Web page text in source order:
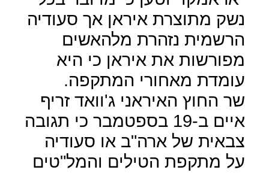
נשק מתוצרת איראן אך סעודיה
הרשמית נזהרת מלהאשים
מפורשות את איראן כי היא
עומדת מאחורי המתקפה.
שר החוץ האיראני ג'וואד זריף
איים ב-19 בספטמבר כי תגובה
צבאית של ארה"ב או סעודיה
על מתקפת הטילים והמל"טים